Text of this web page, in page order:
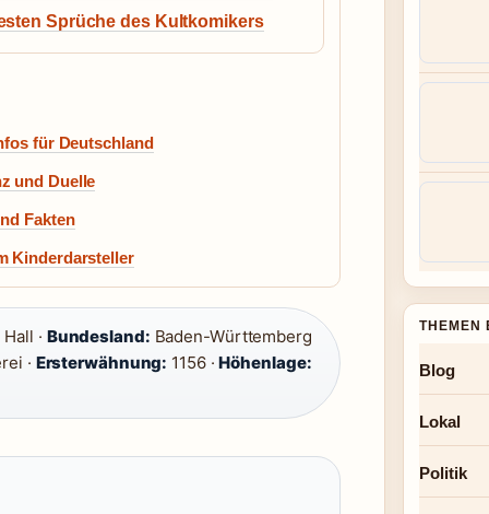
Sprüche des Kultkomikers
für Deutschland
und Duelle
Fakten
Kinderdarsteller
· Bundesland: Baden-Württemberg
· Ersterwähnung: 1156 ·Höhenlage:
THEMEN
Blog
Lokal
Politik